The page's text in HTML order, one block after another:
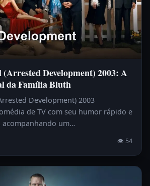
(Arrested Development) 2003: A
da Família Bluth
Development) 2003
de TV com seu humor rápido e
acompanhando um…
👁 54